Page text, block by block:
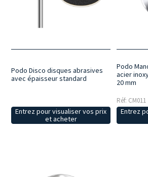
Podo Disco disques abrasives
avec épaisseur standard
Entrez pour visualiser vos prix
et acheter
Podo
acier
20 mm
Réf: CM011
Entrez